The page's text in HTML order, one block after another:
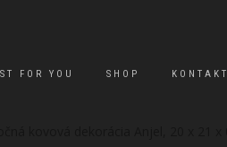
FOR YOU SHOP KONTAKT